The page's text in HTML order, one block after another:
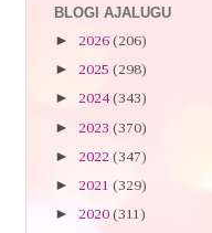
BLOGI AJALUGU
► 2026 (206)
► 2025 (298)
► 2024(343)
► 2023 (370)
► 2022 (347)
► 2021 (329)
► 2020 (311)